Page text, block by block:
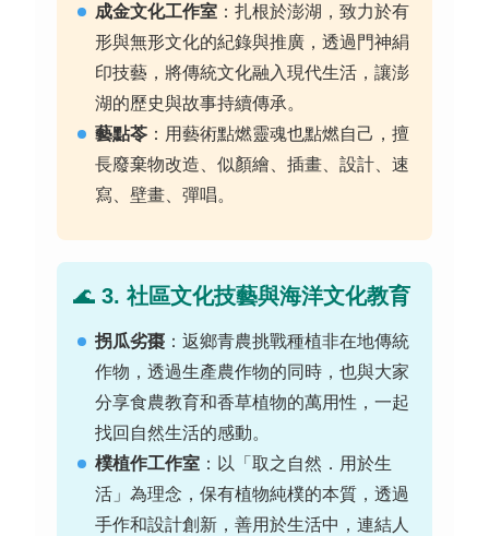
成金文化工作室 ： 扎根於澎湖，致力於有
形與無形文化的紀錄與推廣，透過門神絹
印技藝，將傳統文化融入現代生活，讓澎
湖的歷史與故事持續傳承。
藝點苓 ： 用藝術點燃靈魂也點燃自己，擅
長廢棄物改造、似顏繪、插畫、設計、速
寫、壁畫、彈唱。
🌊 3. 社區文化技藝與海洋文化教育
拐瓜劣棗 ： 返鄉青農挑戰種植非在地傳統
作物，透過生產農作物的同時，也與大家
分享食農教育和香草植物的萬用性，一起
找回自然生活的感動。
樸植作工作室 ： 以「取之自然．用於生
活」為理念，保有植物純樸的本質，透過
手作和設計創新，善用於生活中，連結人